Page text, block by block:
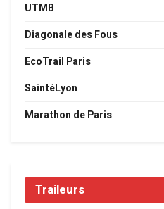
UTMB
Diagonale des Fous
EcoTrail Paris
SaintéLyon
Marathon de Paris
Traileurs